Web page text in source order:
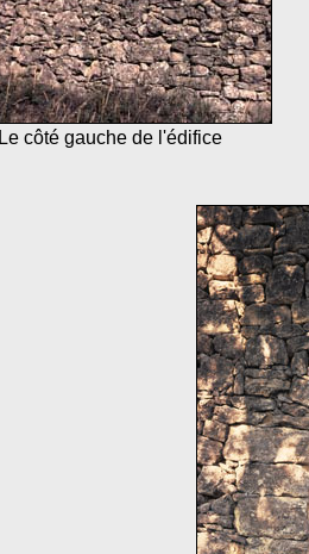
Le côté gauche de l'édifice